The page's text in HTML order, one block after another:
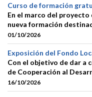
Curso de formación
En el marco del proyecto
nueva formación
01/10/2026
Exposición del Fondo
Con el objetivo de dar a
de Cooperación al
16/10/2026